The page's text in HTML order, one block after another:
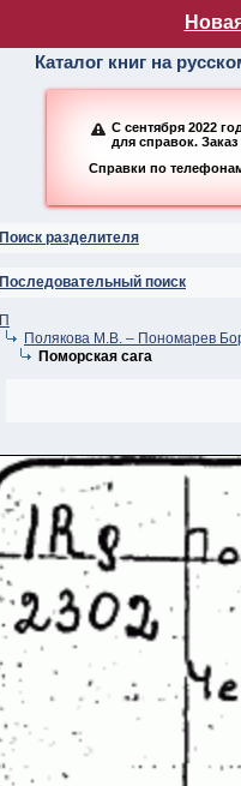
Алфавитный
Каталог книг на
С сентября 2022
для справок.
Справки по
Поиск разделителя
Последовательный поиск
П
Полякова М.В. – Пономарев
Поморская сага